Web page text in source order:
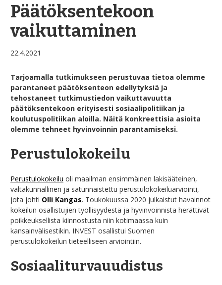
Päätöksentekoon
vaikuttaminen
22.4.2021
Tarjoamalla tutkimukseen perustuvaa tietoa olemme
parantaneet päätöksenteon edellytyksiä ja
tehostaneet tutkimustiedon vaikuttavuutta
päätöksentekoon erityisesti sosiaalipolitiikan ja
koulutuspolitiikan aloilla. Näitä konkreettisia asioita
olemme tehneet hyvinvoinnin parantamiseksi.
Perustulokokeilu
Perustulokokeilu oli maailman ensimmäinen lakisääteinen,
valtakunnallinen ja satunnaistettu perustulokokeiluarviointi,
jota johti Olli Kangas. Toukokuussa 2020 julkaistut havainnot
kokeilun osallistujien työllisyydestä ja hyvinvoinnista herättivät
poikkeuksellista kiinnostusta niin kotimaassa kuin
kansainvälisestikin. INVEST osallistui Suomen
perustulokokeilun tieteelliseen arviointiin.
Sosiaaliturvauudistus